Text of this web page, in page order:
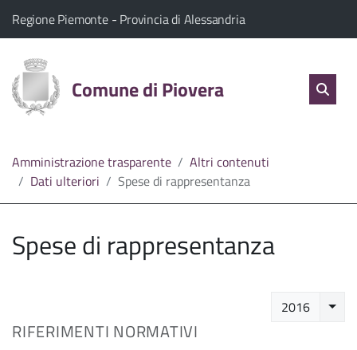
Home
Servizi
L'Amministrazione
Linea
diretta
Il comune di Piovera appartiene a:
Regione Piemonte (Apre il link in una nuova scheda)
- Provincia di Alessandria(Apre il link in una
Comune di Piovera salta
Amministrazione trasparente
Altri contenuti
Dati ulteriori
Spese di rappresentanza
Spese di rappresentanza
2016
RIFERIMENTI NORMATIVI